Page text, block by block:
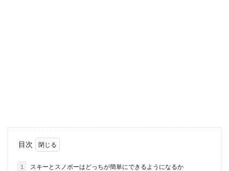
目次
1 スキーとスノボーはどっちが簡単にできるようになるか